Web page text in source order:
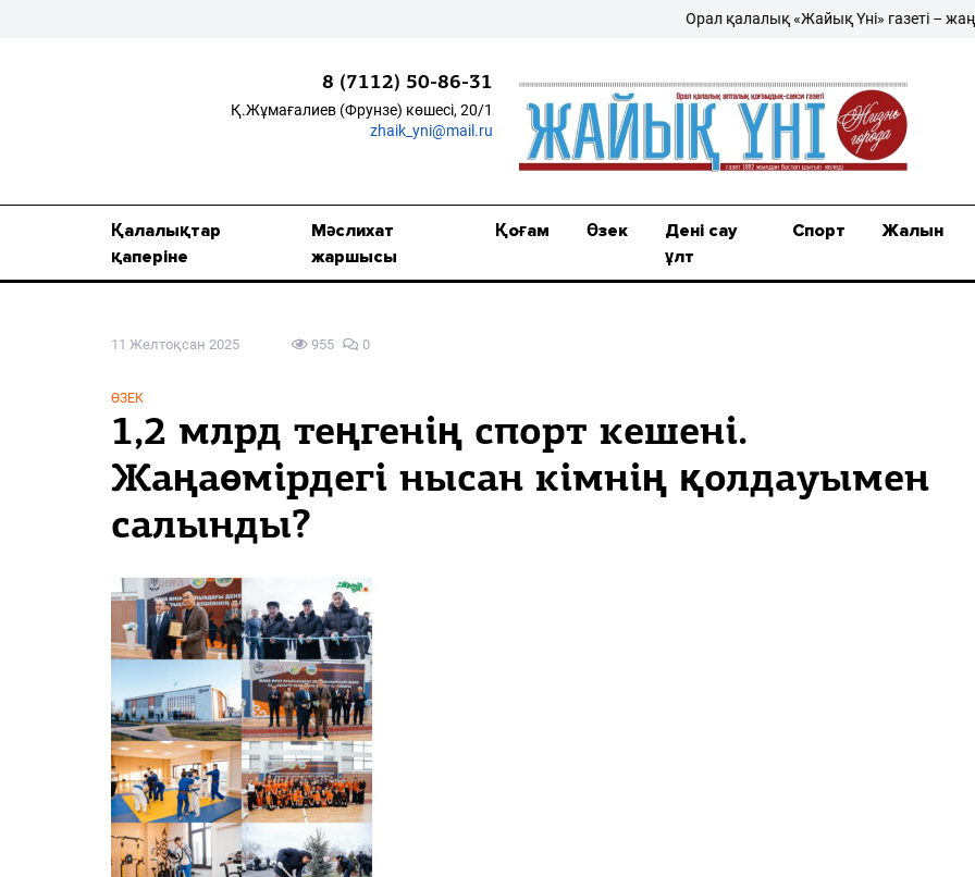
Мәслихат жаршысы
Дені сау ұлт
«Жайық үні» — 33 жыл
Орал қалалық «Жайық Үні» газеті –
8 (7112) 50-86-31
Қ.Жұмағалиев (Фрунзе) көшесі, 20/1
zhaik_yni@mail.ru
Қалалықтар
қаперіне
Мәслихат
жаршысы
Қоғам Өзек
Дені сау
ұлт
Спорт Жалын
11 Желтоқсан 2025 955 0
ӨЗЕК
1,2 млрд теңгенің спорт кешені.
Жаңаөмірдегі нысан кімнің қолдауымен
салынды?